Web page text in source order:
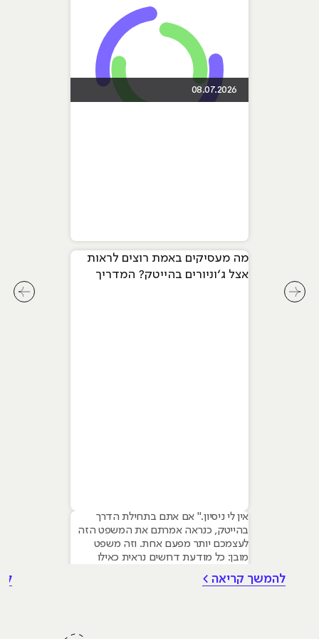
08.07.2026
מה מעסיקים באמת רוצים לראות
אצל ג׳וניורים בהייטק? המדריך
אין לי ניסיון." אם אתם בתחילת הדרך
בהייטק, כנראה אמרתם את המשפט הזה
לעצמכם יותר מפעם אחת. וזה משפט
מובן: כל מודעת דרושים נראית כאילו
כבר נגע במוצר אמיתי, כבר צבר ביטחון.
להמשך קריאה >
לחץ לחץ לשיקופית קודמת בסליידר מאמרים